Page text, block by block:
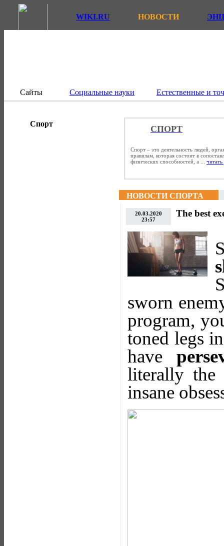
WIKI.RU НОВОСТИ
Сайты Социальные науки Естественные и
Спорт
СПОРТ
Спорт – это деятельность людей,
правилам, которая состоит в
физических способностей, а ... читать
НОВОСТИ СПОРТА
20.03.2020
23:57
The best
sworn
program,
toned legs
have
literally the
insane